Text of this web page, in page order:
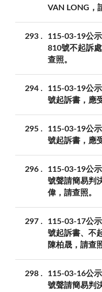
VAN LONG，
293
115-03-19公
810號不起訴
查照。
294
115-03-19公
號起訴書，應
295
115-03-19公
號起訴書，應
296
115-03-19公
號聲請簡易判
偉，請查照。
297
115-03-17公
號起訴書、不
陳柏晟，請查
298
115-03-16公
號聲請簡易判